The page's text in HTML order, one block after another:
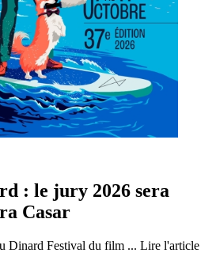
: le jury 2026 sera
Casar
Dinard Festival du film ... Lire l'article